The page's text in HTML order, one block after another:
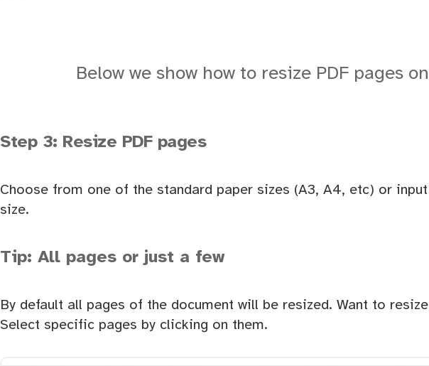
Below we show how to resize PDF pages
Step 3: Resize PDF pages
Choose from one of the standard paper sizes (A3, A4, etc) or
size.
Tip: All pages or just a few
By default all pages of the document will be resized. Want to
Select specific pages by clicking on them.